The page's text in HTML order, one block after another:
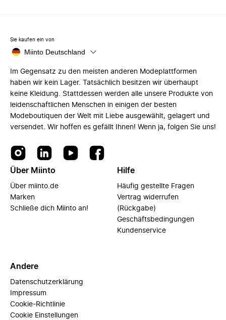
Sie kaufen ein von
Miinto Deutschland
Im Gegensatz zu den meisten anderen Modeplattformen
haben wir kein Lager. Tatsächlich besitzen wir überhaupt
keine Kleidung. Stattdessen werden alle unsere Produkte von
leidenschaftlichen Menschen in einigen der besten
Modeboutiquen der Welt mit Liebe ausgewählt, gelagert und
versendet. Wir hoffen es gefällt Ihnen! Wenn ja, folgen Sie uns!
Über Miinto
Über miinto.de
Marken
Schließe dich Miinto an!
Hilfe
Häufig gestellte Fragen
Vertrag widerrufen
(Rückgabe)
Geschäftsbedingungen
Kundenservice
Andere
Datenschutzerklärung
Impressum
Cookie-Richtlinie
Cookie Einstellungen